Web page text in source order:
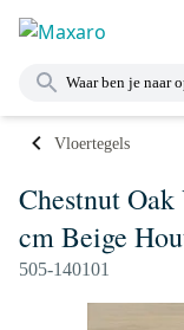
Vloertegels
Chestnut
cm Beige
505-140101